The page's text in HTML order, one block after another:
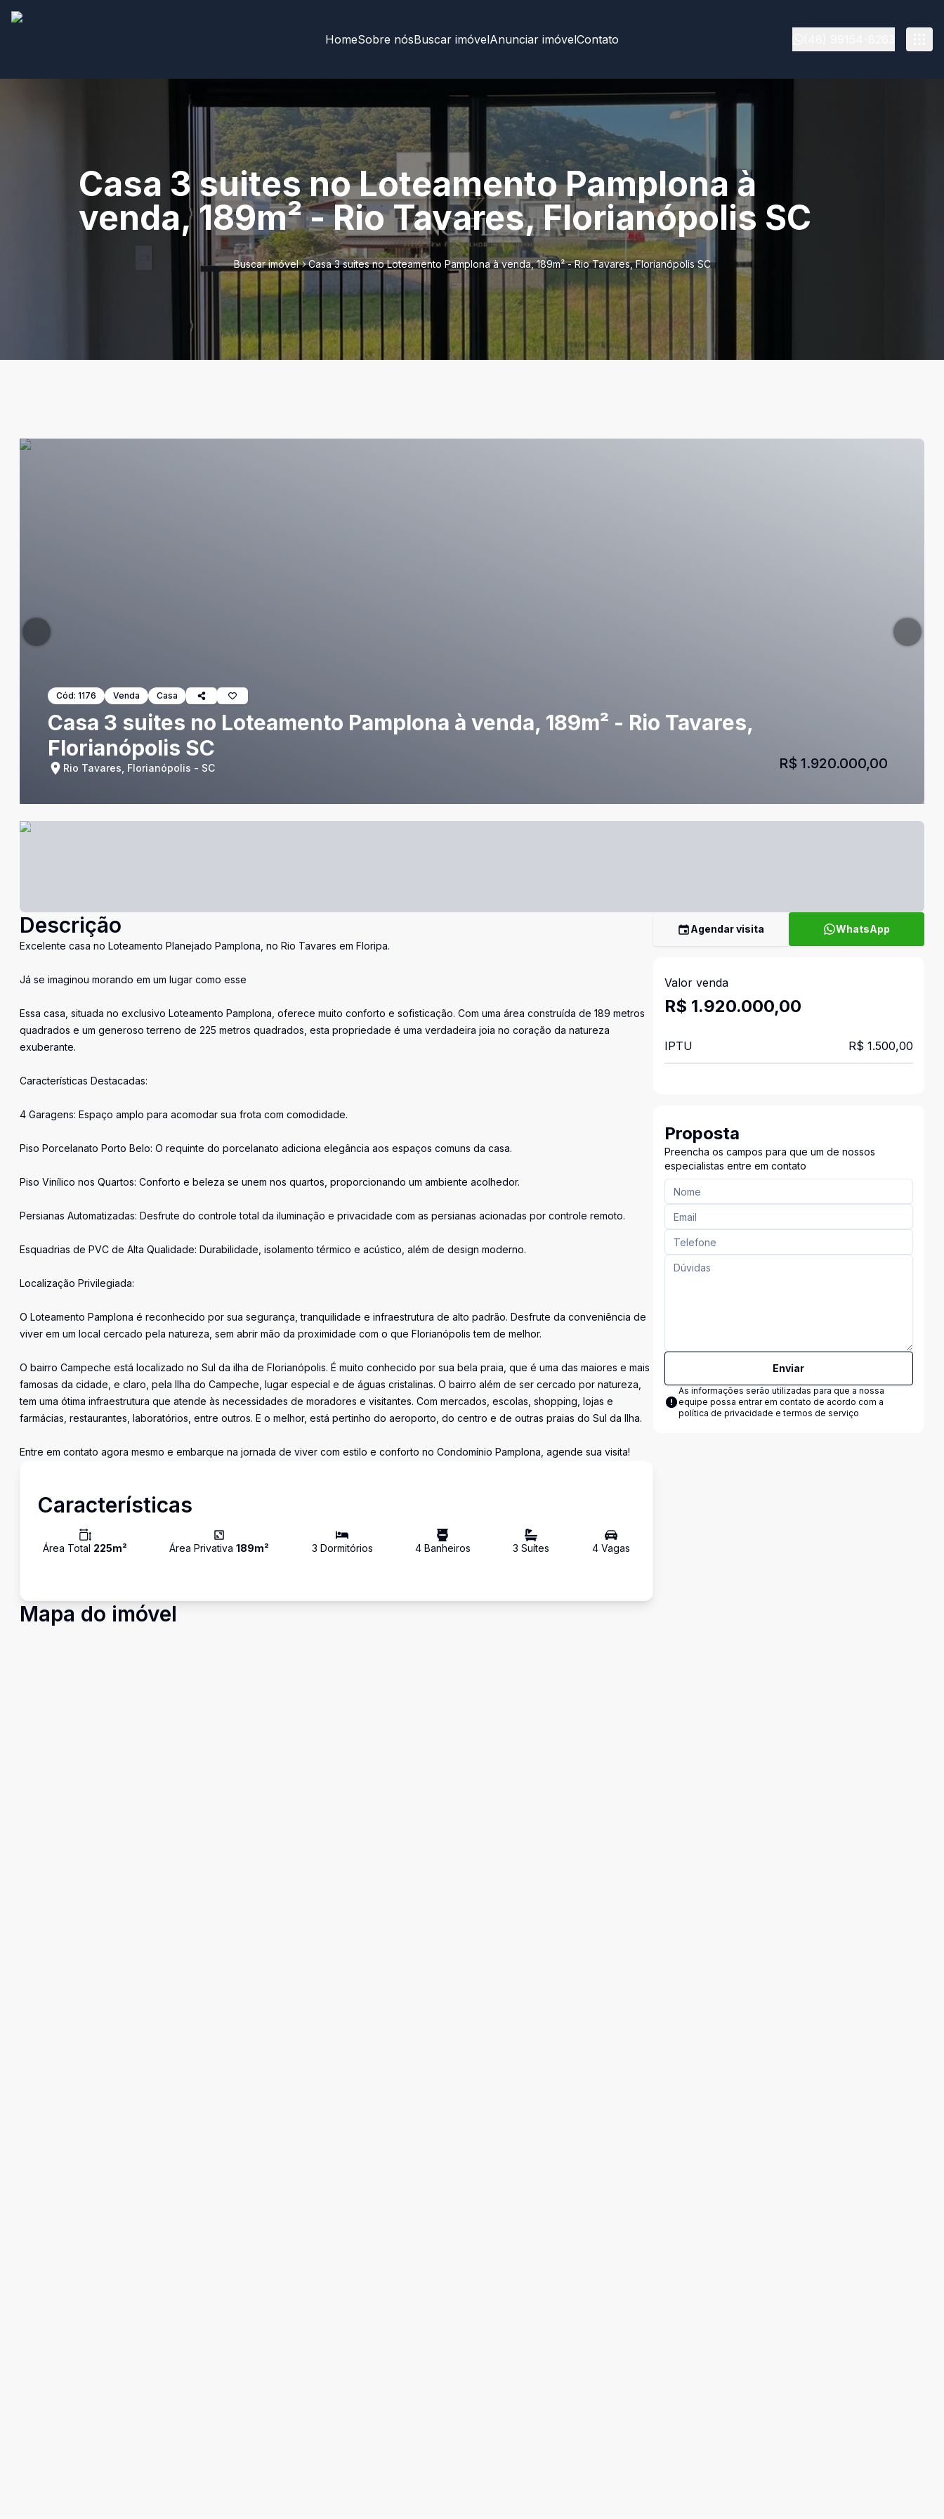
HomeSobre nósBuscar imóvelAnunciar imóvelContato
Casa 3 suites no Loteamento Pamplona à
venda, 189m² - Rio Tavares, Florianópolis SC
Buscar imóvel Casa 3 suites no Loteamento Pamplona à venda, 189m² - Rio Tavares, Florianópolis SC
Cód: 1176 Venda Casa
Casa 3 suites no Loteamento Pamplona à venda, 189m² - Rio Tavares,
Florianópolis SC
Rio Tavares, Florianópolis - SC R$ 1.920.000,00
Descrição
Excelente casa no Loteamento Planejado Pamplona, no Rio Tavares em Floripa.
Já se imaginou morando em um lugar como esse
Essa casa, situada no exclusivo Loteamento Pamplona, oferece muito conforto e sofisticação. Com uma área construída de 189 metros
quadrados e um generoso terreno de 225 metros quadrados, esta propriedade é uma verdadeira joia no coração da natureza
exuberante.
Características Destacadas:
4 Garagens: Espaço amplo para acomodar sua frota com comodidade.
Piso Porcelanato Porto Belo: O requinte do porcelanato adiciona elegância aos espaços comuns da casa.
Piso Vinílico nos Quartos: Conforto e beleza se unem nos quartos, proporcionando um ambiente acolhedor.
Persianas Automatizadas: Desfrute do controle total da iluminação e privacidade com as persianas acionadas por controle remoto.
Esquadrias de PVC de Alta Qualidade: Durabilidade, isolamento térmico e acústico, além de design moderno.
Localização Privilegiada:
O Loteamento Pamplona é reconhecido por sua segurança, tranquilidade e infraestrutura de alto padrão. Desfrute da conveniência de
viver em um local cercado pela natureza, sem abrir mão da proximidade com o que Florianópolis tem de melhor.
O bairro Campeche está localizado no Sul da ilha de Florianópolis. É muito conhecido por sua bela praia, que é uma das maiores e mais
famosas da cidade, e claro, pela Ilha do Campeche, lugar especial e de águas cristalinas. O bairro além de ser cercado por natureza,
tem uma ótima infraestrutura que atende às necessidades de moradores e visitantes. Com mercados, escolas, shopping, lojas e
farmácias, restaurantes, laboratórios, entre outros. E o melhor, está pertinho do aeroporto, do centro e de outras praias do Sul da Ilha.
Entre em contato agora mesmo e embarque na jornada de viver com estilo e conforto no Condomínio Pamplona, agende sua visita!
Características
Área Total 225m² Área Privativa189m² 3 Dormitórios 4Banheiros 3 Suítes 4Vagas
Mapa do imóvel
Agendar visita WhatsApp
Valor venda
R$ 1.920.000,00
IPTU R$ 1.500,00
Proposta
Preencha os campos para que um de nossos
especialistas entre em contato
Enviar
As informações serão utilizadas para que a nossa
equipe possa entrar em contato de acordo com a
política de privacidade e termos de serviço